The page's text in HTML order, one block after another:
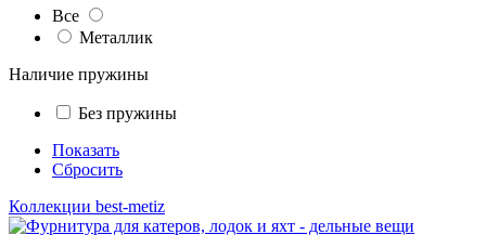
Все
Металлик
Наличие пружины
Без пружины
Показать
Сбросить
Коллекции best-metiz